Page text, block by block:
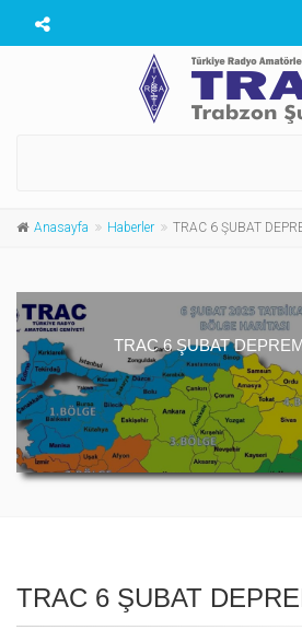
Anasayfa Haberler TRAC 6 ŞUBAT
TRAC 6 ŞUBAT DEPREM
TRAC 6 ŞUBAT